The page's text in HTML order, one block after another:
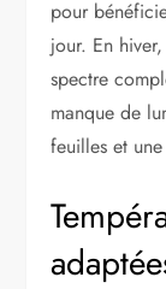
pour
jour. En
spectre
manque de
feuilles et